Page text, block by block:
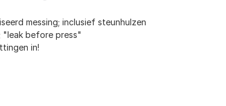
messing; inclusief steunhulzen
"leak before press"
in!